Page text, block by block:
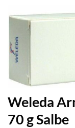
Weleda
70 g Salbe